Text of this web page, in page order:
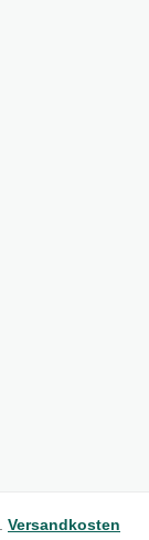
Versandkosten